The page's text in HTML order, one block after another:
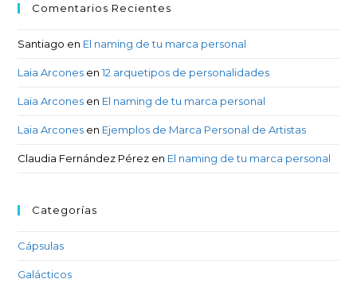
Comentarios Recientes
Santiago en El naming de tu marca personal
Laia Arcones en12 arquetipos de personalidades
Laia Arcones en El naming de tu marca personal
Laia Arcones en Ejemplos de Marca Personal de Artistas
Claudia Fernández Pérez en El naming de tu marca personal
Categorías
Cápsulas
Galácticos